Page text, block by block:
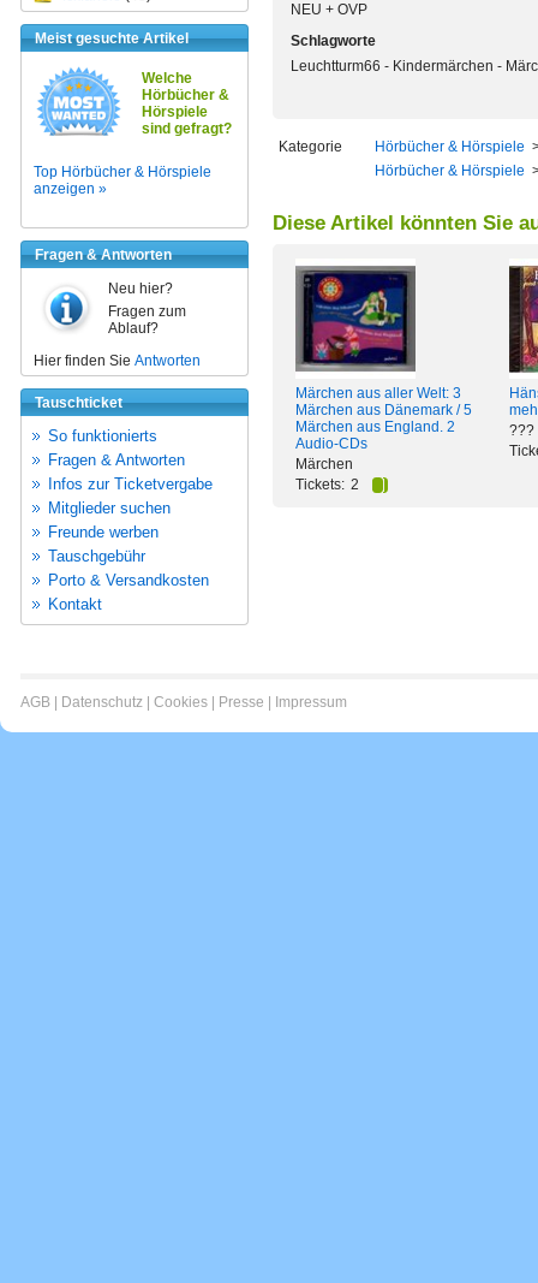
Meist gesuchte Artikel
Welche
Hörbücher &
Hörspiele
sind gefragt?
Top Hörbücher & Hörspiele
anzeigen »
Fragen & Antworten
Neu hier?
Fragen zum
Ablauf?
Hier finden Sie Antworten
Tauschticket
So funktionierts
Fragen & Antworten
Infos zur Ticketvergabe
Mitglieder suchen
Freunde werben
Tauschgebühr
Porto & Versandkosten
Kontakt
NEU + OVP
Schlagworte
Leuchtturm66 - Kindermärchen -
Kategorie Hörbücher & Hörspiele
Hörbücher & Hörspiele
Diese Artikel könnten Sie
Märchen aus aller Welt: 3
Märchen aus Dänemark / 5
Märchen aus England. 2
Audio-CDs
Märchen
Tickets: 2
???
AGB Datenschutz Cookies Presse Impressum